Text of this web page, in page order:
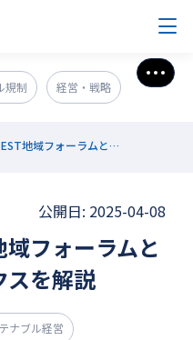
規制 経営・戦略
その他
さら
第16回アジアEST地域フォーラムとは？概要やトピックスを解説
公開日: 2025-04-08
フォーラムと
スを解説
ナブル経営